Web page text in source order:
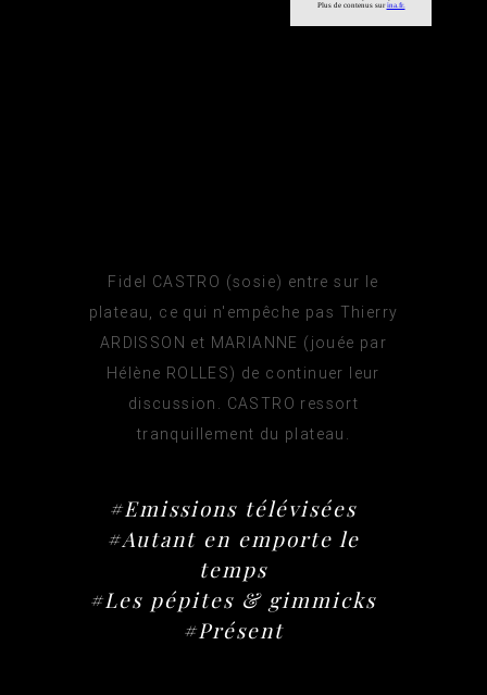
Fidel CASTRO (sosie) entre sur le
plateau, ce qui n'empêche pas Thierry
ARDISSON et MARIANNE (jouée par
Hélène ROLLES) de continuer leur
discussion. CASTRO ressort
tranquillement du plateau.
#Emissions télévisées
#Autant en emporte le
temps
#Les pépites & gimmicks
#Présent